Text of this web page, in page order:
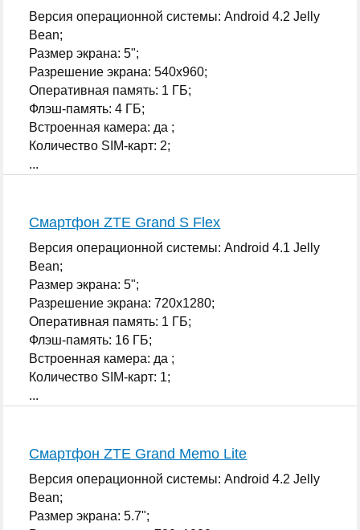
Версия операционной системы: Android 4.2 Jelly
Bean;
Размер экрана: 5";
Разрешение экрана: 540x960;
Оперативная память: 1 ГБ;
Флэш-память: 4 ГБ;
Встроенная камера: да ;
Количество SIM-карт: 2;
...
Смартфон ZTE Grand S Flex
Версия операционной системы: Android 4.1 Jelly
Bean;
Размер экрана: 5";
Разрешение экрана: 720x1280;
Оперативная память: 1 ГБ;
Флэш-память: 16 ГБ;
Встроенная камера: да ;
Количество SIM-карт: 1;
...
Смартфон ZTE Grand Memo Lite
Версия операционной системы: Android 4.2 Jelly
Bean;
Размер экрана: 5.7";